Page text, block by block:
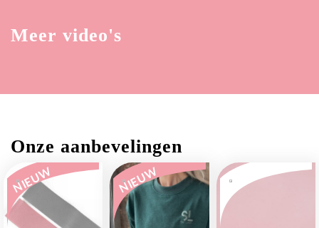
Meer video's
Onze aanbevelingen
NIEUW NIEUW